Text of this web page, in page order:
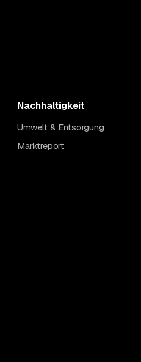
Nachhaltigkeit
Umwelt & Entsorgung
Marktreport